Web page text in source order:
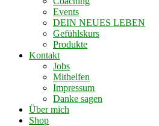
Events
DEIN NEUES LEBEN
Gefühlskurs
Produkte
Kontakt
Jobs
Mithelfen
Impressum
Danke sagen
Über mich
Shop